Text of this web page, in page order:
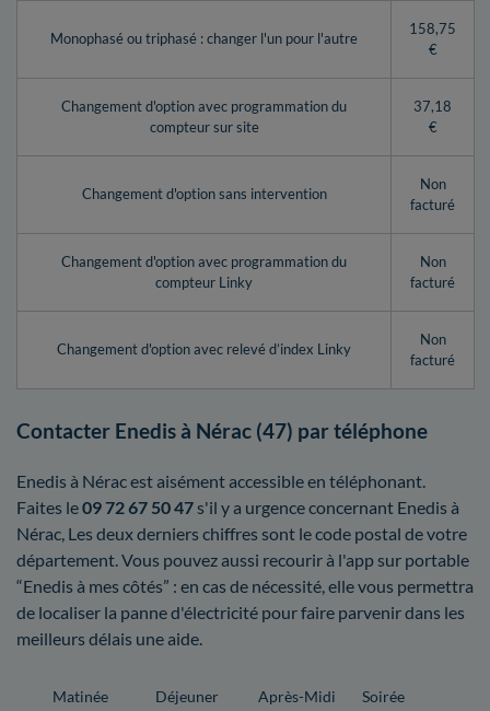
Monophasé ou triphasé : changer l'un pour l'autre
158,75
€
Changement d'option avec programmation du
compteur sur site
37,18
€
Changement d'option sans intervention
Non
facturé
Changement d'option avec programmation du
compteur Linky
Non
facturé
Changement d'option avec relevé d’index Linky
Non
facturé
Contacter Enedis à Nérac (47) par téléphone
Enedis à Nérac est aisément accessible en téléphonant.
Faites le09 72 67 50 47s'il y a urgence concernant Enedis à
Nérac, Les deux derniers chiffres sont le code postal de votre
département. Vous pouvez aussi recourir à l'app sur portable
“Enedis à mes côtés” : en cas de nécessité, elle vous permettra
de localiser la panne d'électricité pour faire parvenir dans les
meilleurs délais une aide.
Matinée Déjeuner Après-Midi Soirée